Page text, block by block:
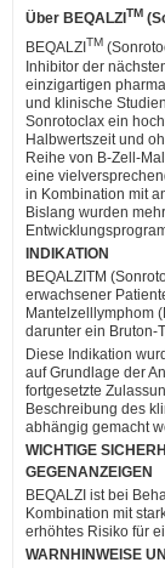
Über BEQALZI TM
BEQALZI TM
Inhibitor der
einzigartigen
und klinische
Sonrotoclax ein
Halbwertszeit und
Reihe von B-Zell-
eine
in Kombination mit
Bislang wurden
INDIKATION
BEQALZITM
erwachsener
Mantelzelllymphom
darunter ein Bruton-
Diese Indikation
auf Grundlage der
fortgesetzte
Beschreibung des
abhängig gemacht
WICHTIGE
GEGENANZEIGEN
BEQALZI ist bei
Kombination mit
erhöhtes Risiko für
WARNHINWEISE